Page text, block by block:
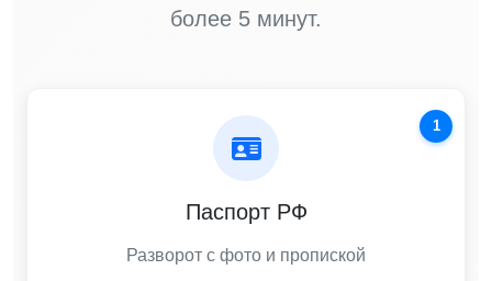
более 5 минут.
1
Паспорт РФ
Разворот с фото и пропиской